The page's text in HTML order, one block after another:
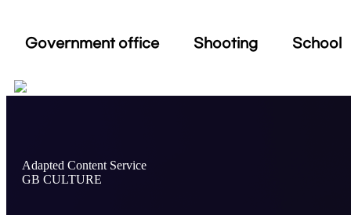
Government office Shooting School
Adapted Content Service
GB CULTURE